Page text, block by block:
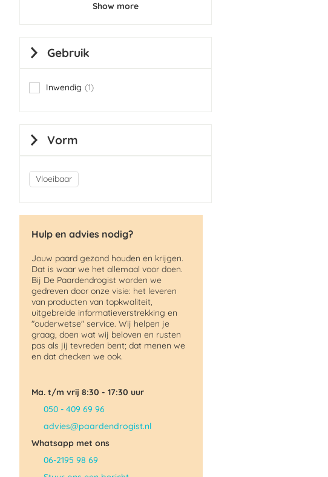
Show more
Gebruik
Inwendig 1
item
Vorm
Vloeibaar
Hulp en advies nodig?
Jouw paard gezond houden en krijgen.
Dat is waar we het allemaal voor doen.
Bij De Paardendrogist worden we
gedreven door onze visie: het leveren
van producten van topkwaliteit,
uitgebreide informatieverstrekking en
"ouderwetse" service. Wij helpen je
graag, doen wat wij beloven en rusten
pas als jij tevreden bent; dat menen we
en dat checken we ook.
Ma. t/m vrij 8:30 - 17:30 uur
050 - 409 69 96
advies@paardendrogist.nl
Whatsapp met ons
06-2195 98 69